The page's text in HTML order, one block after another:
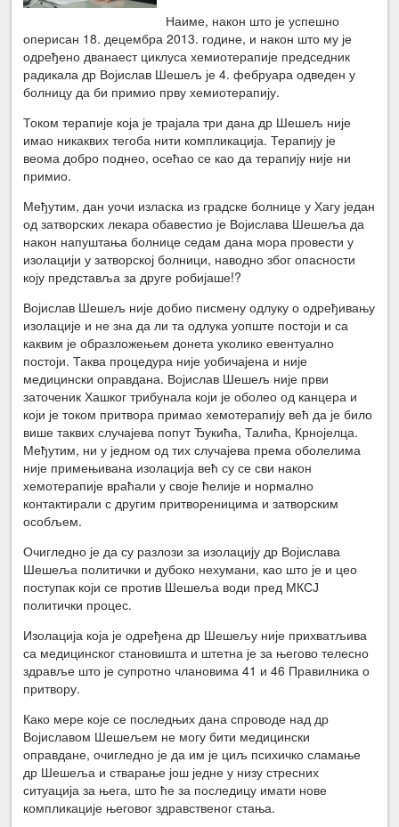
Наиме, након што је успешно
оперисан 18. децембра 2013. године, и након што му је
одређено дванаест циклуса хемиотерапије председник
радикала др Војислав Шешељ је 4. фебруара одведен у
болницу да би примио прву хемиотерапију.
Током терапије која је трајала три дана др Шешељ није
имао никаквих тегоба нити компликација. Терапију је
веома добро поднео, осећао се као да терапију није ни
примио.
Међутим, дан уочи изласка из градске болнице у Хагу један
од затворских лекара обавестио је Војислава Шешеља да
након напуштања болнице седам дана мора провести у
изолацији у затворској болници, наводно због опасности
коју представља за друге робијаше!?
Војислав Шешељ није добио писмену одлуку о одређивању
изолације и не зна да ли та одлука уопште постоји и са
каквим је образложењем донета уколико евентуално
постоји. Таква процедура није уобичајена и није
медицински оправдана. Војислав Шешељ није први
заточеник Хашког трибунала који је оболео од канцера и
који је током притвора примао хемотерапију већ да је било
више таквих случајева попут Ђукића, Талића, Крнојелца.
Међутим, ни у једном од тих случајева према оболелима
није примењивана изолација већ су се сви након
хемотерапије враћали у своје ћелије и нормално
контактирали с другим притвореницима и затворским
особљем.
Очигледно је да су разлози за изолацију др Војислава
Шешеља политички и дубоко нехумани, као што је и цео
поступак који се против Шешеља води пред МКСЈ
политички процес.
Изолација која је одређена др Шешељу није прихватљива
са медицинског становишта и штетна је за његово телесно
здравље што је супротно члановима 41 и 46 Правилника о
притвору.
Како мере које се последњих дана спроводе над др
Војиславом Шешељем не могу бити медицински
оправдане, очигледно је да им је циљ психичко сламање
др Шешеља и стварање још једне у низу стресних
ситуација за њега, што ће за последицу имати нове
компликације његовог здравственог стања.